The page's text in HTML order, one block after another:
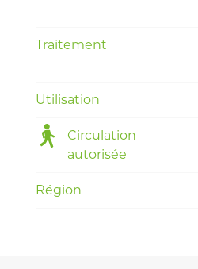
Traitement
Utilisation
Circulation
autorisée
Région